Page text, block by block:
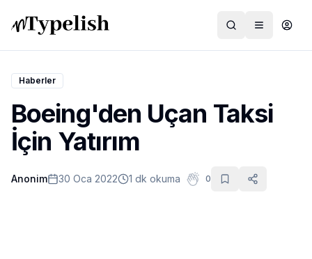
Dünya
Film ve Dizi
Kültür ve Sanat
Haberler
Boeing'den Uçan Taksi
İçin Yatırım
Anonim 30 Oca 2022 1 dk okuma 0